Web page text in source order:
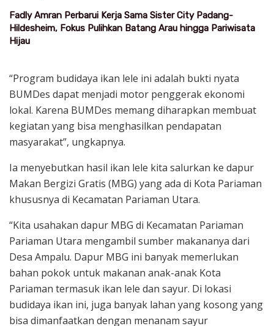
Fadly Amran Perbarui Kerja Sama Sister City Padang-
Hildesheim, Fokus Pulihkan Batang Arau hingga Pariwisata
Hijau
“Program budidaya ikan lele ini adalah bukti nyata
BUMDes dapat menjadi motor penggerak ekonomi
lokal. Karena BUMDes memang diharapkan membuat
kegiatan yang bisa menghasilkan pendapatan
masyarakat”, ungkapnya.
Ia menyebutkan hasil ikan lele kita salurkan ke dapur
Makan Bergizi Gratis (MBG) yang ada di Kota Pariaman
khususnya di Kecamatan Pariaman Utara.
“Kita usahakan dapur MBG di Kecamatan Pariaman
Pariaman Utara mengambil sumber makananya dari
Desa Ampalu. Dapur MBG ini banyak memerlukan
bahan pokok untuk makanan anak-anak Kota
Pariaman termasuk ikan lele dan sayur. Di lokasi
budidaya ikan ini, juga banyak lahan yang kosong yang
bisa dimanfaatkan dengan menanam sayur